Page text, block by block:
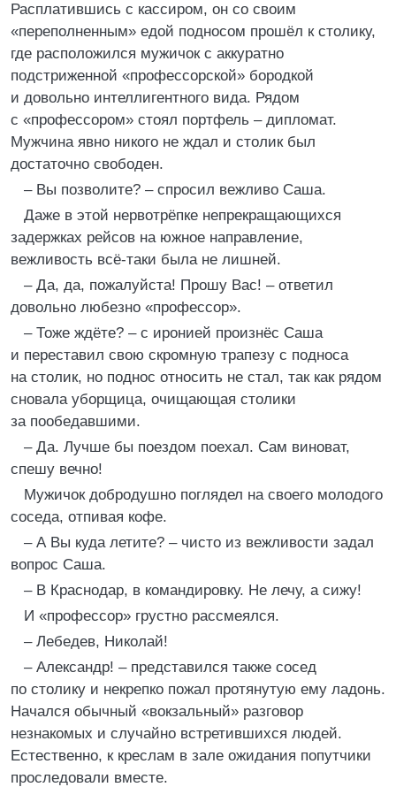
Расплатившись с кассиром, он со своим
«переполненным» едой подносом прошёл к столику,
где расположился мужичок с аккуратно
подстриженной «профессорской» бородкой
и довольно интеллигентного вида. Рядом
с «профессором» стоял портфель – дипломат.
Мужчина явно никого не ждал и столик был
достаточно свободен.
– Вы позволите? – спросил вежливо Саша.
Даже в этой нервотрёпке непрекращающихся
задержках рейсов на южное направление,
вежливость всё-таки была не лишней.
– Да, да, пожалуйста! Прошу Вас! – ответил
довольно любезно «профессор».
– Тоже ждёте? – с иронией произнёс Саша
и переставил свою скромную трапезу с подноса
на столик, но поднос относить не стал, так как рядом
сновала уборщица, очищающая столики
за пообедавшими.
– Да. Лучше бы поездом поехал. Сам виноват,
спешу вечно!
Мужичок добродушно поглядел на своего молодого
соседа, отпивая кофе.
– А Вы куда летите? – чисто из вежливости задал
вопрос Саша.
– В Краснодар, в командировку. Не лечу, а сижу!
И «профессор» грустно рассмеялся.
– Лебедев, Николай!
– Александр! – представился также сосед
по столику и некрепко пожал протянутую ему ладонь.
Начался обычный «вокзальный» разговор
незнакомых и случайно встретившихся людей.
Естественно, к креслам в зале ожидания попутчики
проследовали вместе.